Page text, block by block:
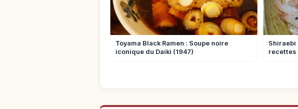
Toyama Black Ramen : Soupe noire
iconique du Daiki (1947)
Shiraebi
recettes